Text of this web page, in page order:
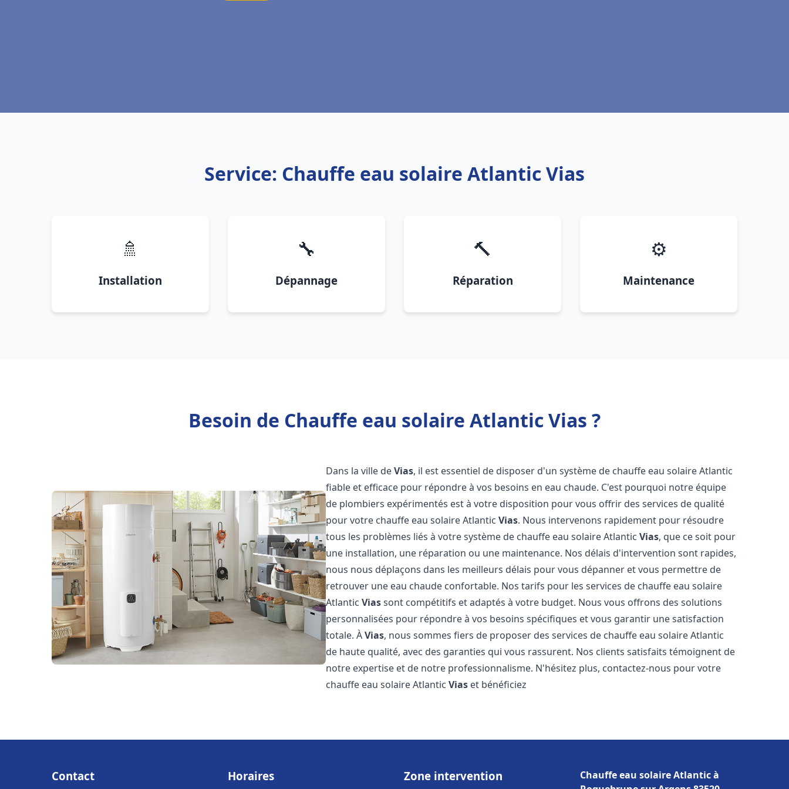
Service: Chauffe eau solaire Atlantic Vias
🚿
Installation
🔧
Dépannage
🔨
Réparation
⚙️
Maintenance
Besoin de Chauffe eau solaire Atlantic Vias ?
Dans la ville deVias, il est essentiel de disposer d'un système de chauffe eau solaire Atlantic
fiable et efficace pour répondre à vos besoins en eau chaude. C'est pourquoi notre équipe
de plombiers expérimentés est à votre disposition pour vous offrir des services de qualité
pour votre chauffe eau solaire AtlanticVias. Nous intervenons rapidement pour résoudre
tous les problèmes liés à votre système de chauffe eau solaire AtlanticVias, que ce soit pour
une installation, une réparation ou une maintenance. Nos délais d'intervention sont rapides,
nous nous déplaçons dans les meilleurs délais pour vous dépanner et vous permettre de
retrouver une eau chaude confortable. Nos tarifs pour les services de chauffe eau solaire
AtlanticViassont compétitifs et adaptés à votre budget. Nous vous offrons des solutions
personnalisées pour répondre à vos besoins spécifiques et vous garantir une satisfaction
totale. ÀVias, nous sommes fiers de proposer des services de chauffe eau solaire Atlantic
de haute qualité, avec des garanties qui vous rassurent. Nos clients satisfaits témoignent de
notre expertise et de notre professionnalisme. N'hésitez plus, contactez-nous pour votre
chauffe eau solaire AtlanticVias et bénéficiez
Contact Horaires Zone intervention
Chauffe eau solaire Atlantic à